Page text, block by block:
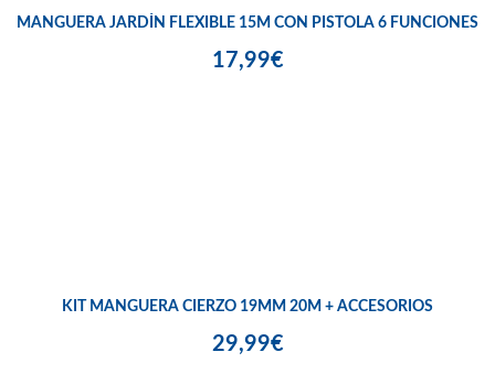
MANGUERA JARDÍN FLEXIBLE 15M CON PISTOLA 6 FUNCIONES
17,99€
KIT MANGUERA CIERZO 19MM 20M + ACCESORIOS
29,99€